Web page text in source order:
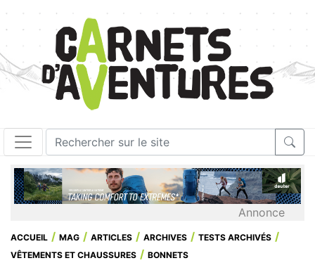
Annonce
ACCUEIL MAG ARTICLES ARCHIVES
TESTS ARCHIVÉS
VÊTEMENTS ET CHAUSSURES
BONNETS